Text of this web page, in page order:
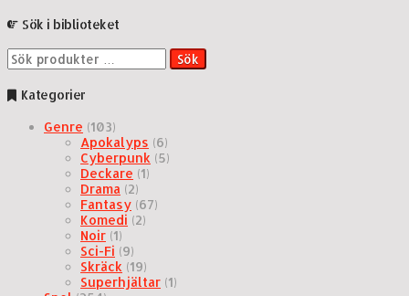
Sök i biblioteket
Sök
efter:
Sök
Kategorier
Genre (103)
Apokalyps (6)
Cyberpunk (5)
Deckare (1)
Drama (2)
Fantasy (67)
Komedi (2)
Noir (1)
Sci-Fi (9)
Skräck (19)
Superhjältar (1)